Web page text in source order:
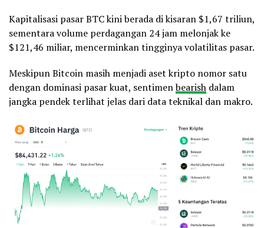
Kapitalisasi pasar BTC kini berada di kisaran $1,67 triliun,
sementara volume perdagangan 24 jam melonjak ke
$121,46 miliar, mencerminkan tingginya volatilitas pasar.
Meskipun Bitcoin masih menjadi aset kripto nomor satu
dengan dominasi pasar kuat, sentimenbearish dalam
jangka pendek terlihat jelas dari data teknikal dan makro.